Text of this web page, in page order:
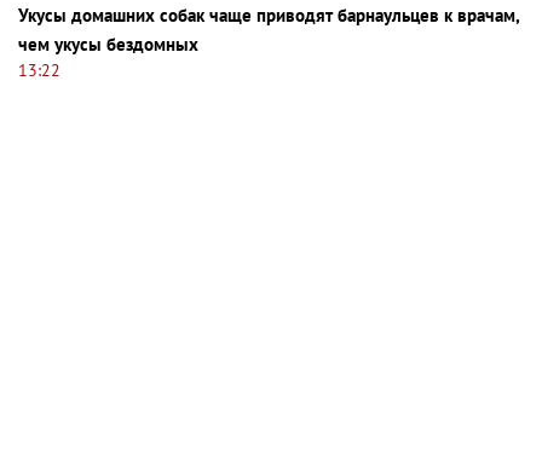
Укусы домашних собак чаще приводят барнаульцев к врачам,
чем укусы бездомных
13:22